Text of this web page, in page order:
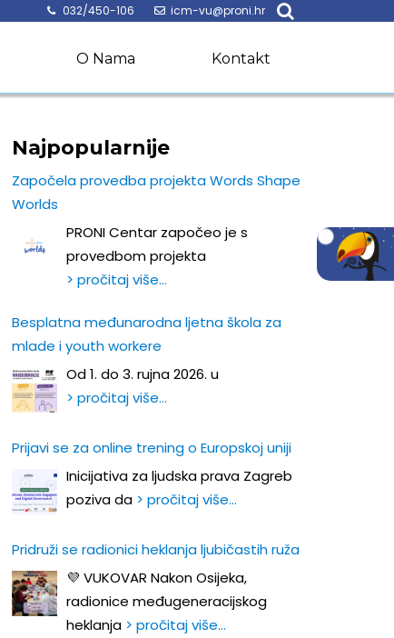
032/450-106 icm-vu@proni.hr
O Nama Kontakt
Najpopularnije
Započela provedba projekta Words Shape
Worlds
PRONI Centar započeo je s
provedbom projekta
> pročitaj više…
Besplatna međunarodna ljetna škola za
mlade i youth workere
Od 1. do 3. rujna 2026. u
> pročitaj više…
Prijavi se za online trening o Europskoj uniji
Inicijativa za ljudska prava Zagreb
poziva da > pročitaj više…
Pridruži se radionici heklanja ljubičastih ruža
💜 VUKOVAR Nakon Osijeka,
radionice međugeneracijskog
heklanja > pročitaj više…